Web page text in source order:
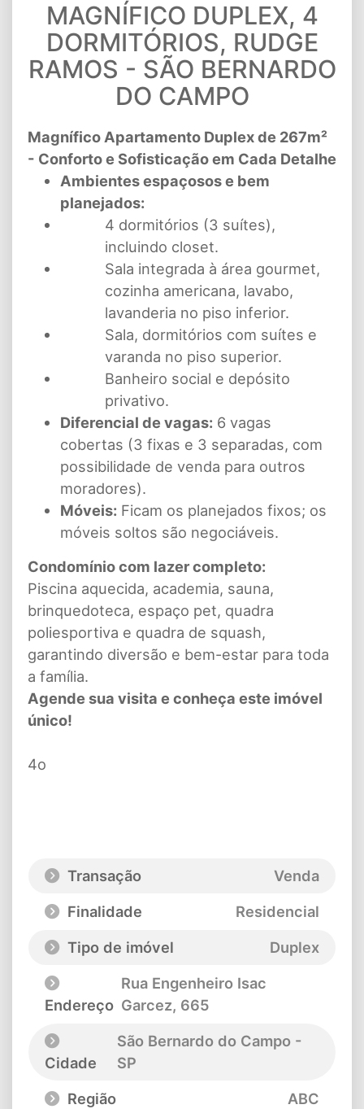
MAGNÍFICO DUPLEX, 4
DORMITÓRIOS, RUDGE
RAMOS - SÃO BERNARDO
DO CAMPO
Magnífico Apartamento Duplex de 267m²
- Conforto e Sofisticação em Cada Detalhe
Ambientes espaçosos e bem
planejados:
4 dormitórios (3 suítes),
incluindo closet.
Sala integrada à área gourmet,
cozinha americana, lavabo,
lavanderia no piso inferior.
Sala, dormitórios com suítes e
varanda no piso superior.
Banheiro social e depósito
privativo.
Diferencial de vagas: 6 vagas
cobertas (3 fixas e 3 separadas, com
possibilidade de venda para outros
moradores).
Móveis: Ficam os planejados fixos; os
móveis soltos são negociáveis.
Condomínio com lazer completo:
Piscina aquecida, academia, sauna,
brinquedoteca, espaço pet, quadra
poliesportiva e quadra de squash,
garantindo diversão e bem-estar para toda
a família.
Agende sua visita e conheça este imóvel
único!
4o
Transação
Venda
Finalidade
Residencial
Tipo de imóvel
Duplex
Endereço
Rua Engenheiro Isac
Garcez, 665
Cidade
São Bernardo do Campo -
SP
Região
ABC